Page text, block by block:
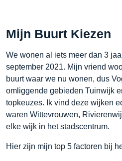
Mijn Buurt Kiezen
We wonen al iets meer dan 3
september 2021. Mijn vriend
buurt waar we nu wonen, dus
omliggende gebieden Tuinwijk
topkeuzes. Ik vind deze wijken
waren Wittevrouwen,
elke wijk in het stadscentrum.
Hier zijn mijn top 5 factoren bij